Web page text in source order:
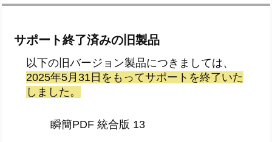
サポート終了済みの旧製品
以下の旧バージョン製品につきましては、
2025年5月31日をもってサポートを終了いた
しました。
瞬簡PDF 統合版 13